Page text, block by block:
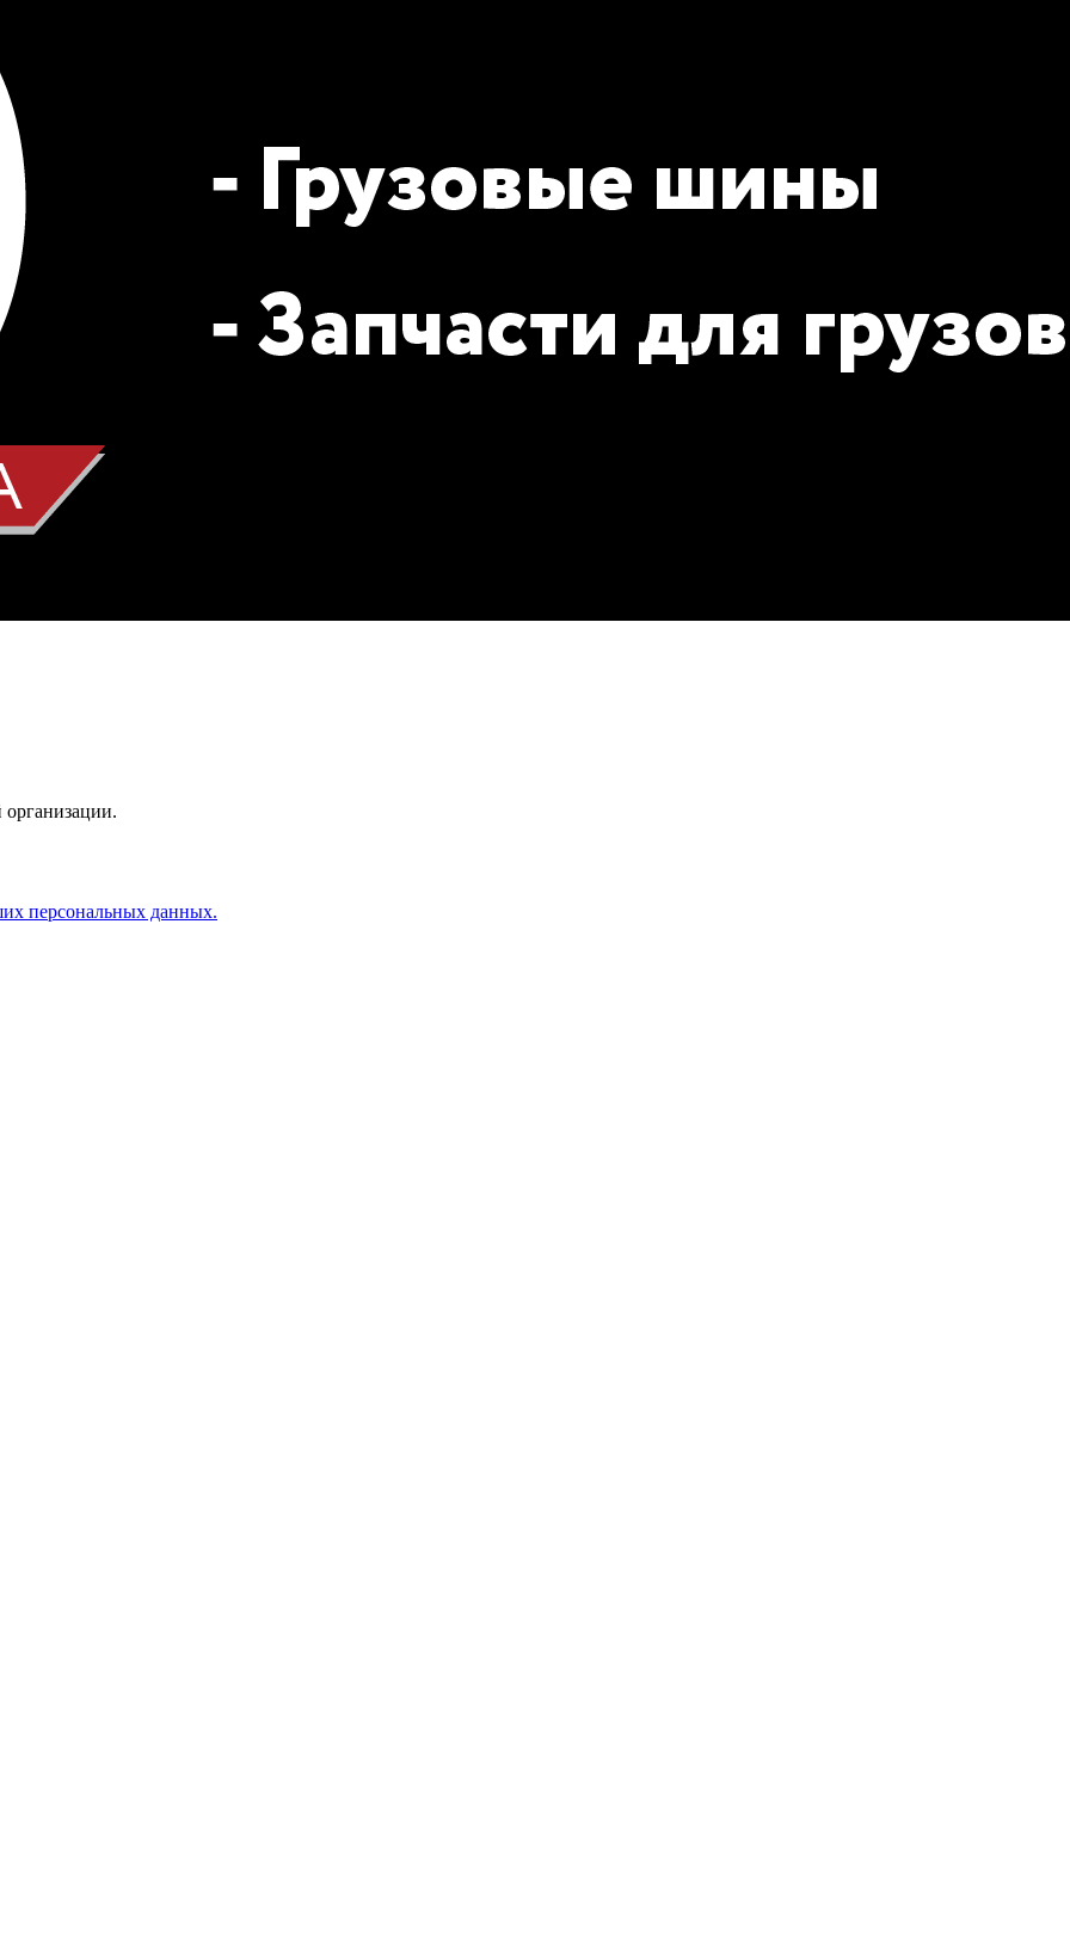
персональных данных.